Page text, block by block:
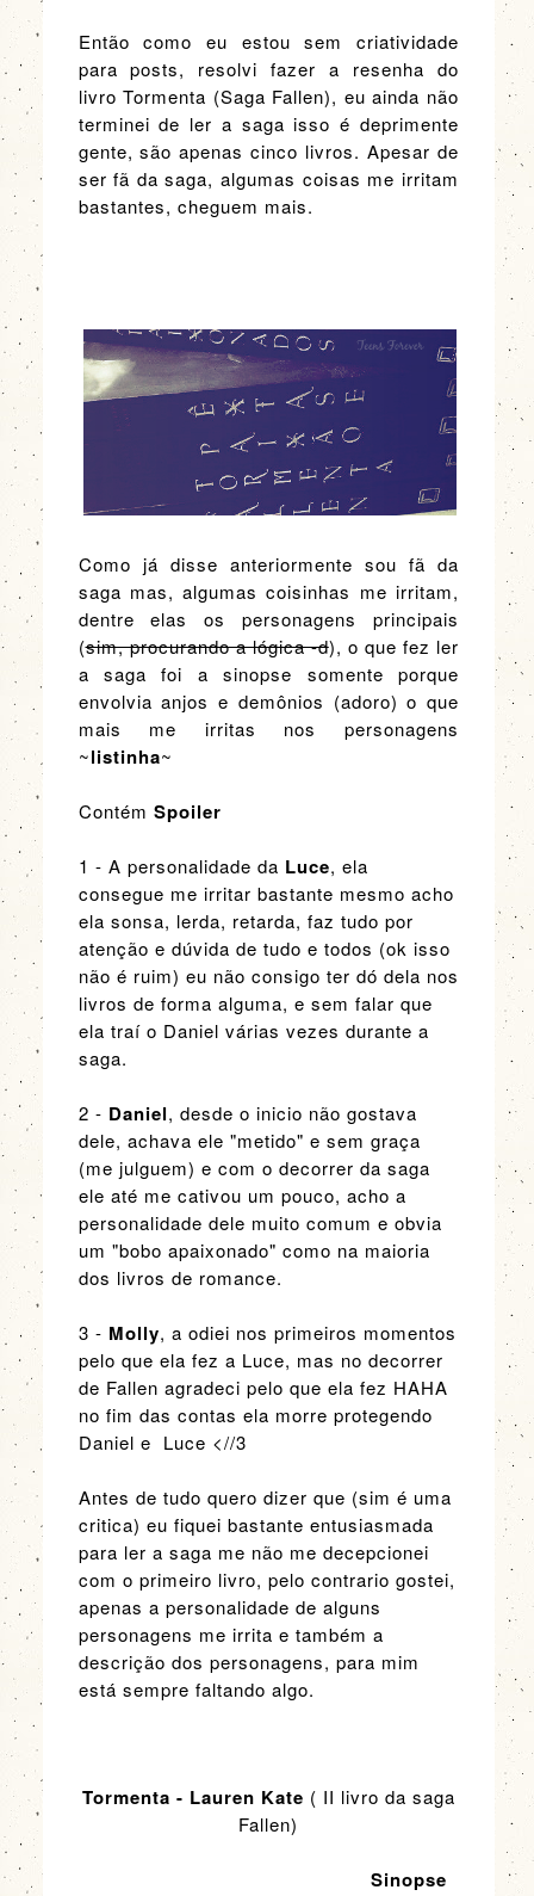
Então como eu estou sem criatividade
para posts, resolvi fazer a resenha do
livro Tormenta (Saga Fallen), eu ainda não
terminei de ler a saga isso é deprimente
gente, são apenas cinco livros. Apesar de
ser fã da saga, algumas coisas me irritam
bastantes, cheguem mais.
Como já disse anteriormente sou fã da
saga mas, algumas coisinhas me irritam,
dentre elas os personagens principais
(sim, procurando a lógica -d), o que fez ler
a saga foi a sinopse somente porque
envolvia anjos e demônios (adoro) o que
mais me irritas nos personagens
~listinha~
Contém Spoiler
1 - A personalidade da Luce, ela
consegue me irritar bastante mesmo acho
ela sonsa, lerda, retarda, faz tudo por
atenção e dúvida de tudo e todos (ok isso
não é ruim) eu não consigo ter dó dela nos
livros de forma alguma, e sem falar que
ela traí o Daniel várias vezes durante a
saga.
2 - Daniel, desde o inicio não gostava
dele, achava ele "metido" e sem graça
(me julguem) e com o decorrer da saga
ele até me cativou um pouco, acho a
personalidade dele muito comum e obvia
um "bobo apaixonado" como na maioria
dos livros de romance.
3 - Molly, a odiei nos primeiros momentos
pelo que ela fez a Luce, mas no decorrer
de Fallen agradeci pelo que ela fez HAHA
no fim das contas ela morre protegendo
Daniel e Luce <//3
Antes de tudo quero dizer que (sim é uma
critica) eu fiquei bastante entusiasmada
para ler a saga me não me decepcionei
com o primeiro livro, pelo contrario gostei,
apenas a personalidade de alguns
personagens me irrita e também a
descrição dos personagens, para mim
está sempre faltando algo.
Tormenta - Lauren Kate ( II livro da saga
Fallen)
Sinopse